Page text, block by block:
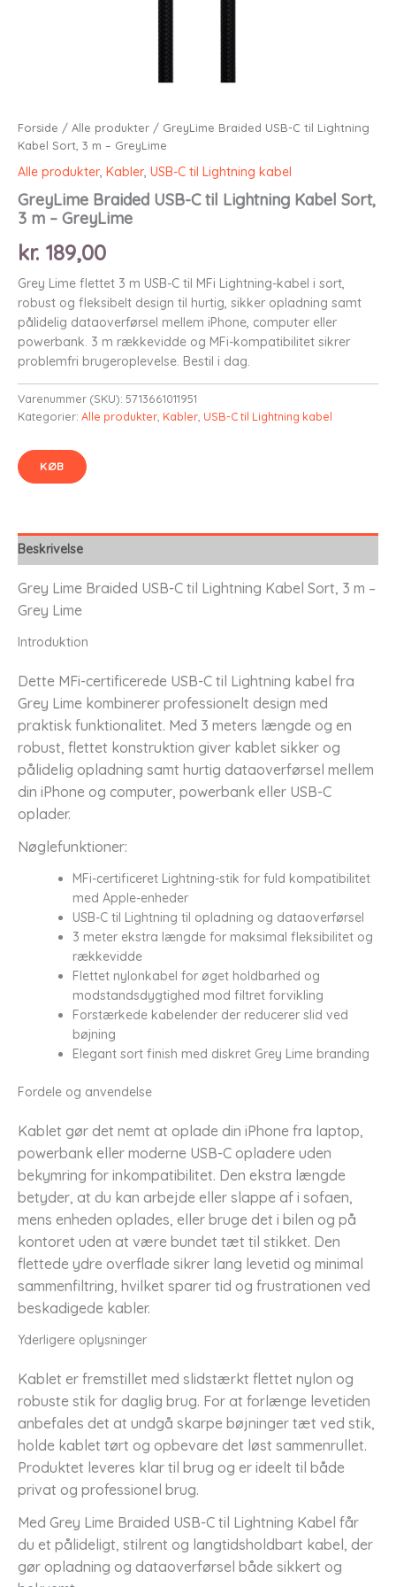
Forside / Alle produkter / GreyLime Braided USB-C til Lightning
Kabel Sort, 3 m – GreyLime
Alle produkter, Kabler, USB-C til Lightning kabel
GreyLime Braided USB-C til Lightning Kabel Sort,
3 m – GreyLime
kr. 189,00
Grey Lime flettet 3 m USB-C til MFi Lightning-kabel i sort,
robust og fleksibelt design til hurtig, sikker opladning samt
pålidelig dataoverførsel mellem iPhone, computer eller
powerbank. 3 m rækkevidde og MFi-kompatibilitet sikrer
problemfri brugeroplevelse. Bestil i dag.
Varenummer (SKU): 5713661011951
Kategorier: Alle produkter Kabler USB-C til Lightning kabel
KØB
Beskrivelse
Grey Lime Braided USB-C til Lightning Kabel Sort, 3 m –
Grey Lime
Introduktion
Dette MFi-certificerede USB-C til Lightning kabel fra
Grey Lime kombinerer professionelt design med
praktisk funktionalitet. Med 3 meters længde og en
robust, flettet konstruktion giver kablet sikker og
pålidelig opladning samt hurtig dataoverførsel mellem
din iPhone og computer, powerbank eller USB-C
oplader.
Nøglefunktioner:
MFi-certificeret Lightning-stik for fuld kompatibilitet
med Apple-enheder
USB-C til Lightning til opladning og dataoverførsel
3 meter ekstra længde for maksimal fleksibilitet og
rækkevidde
Flettet nylonkabel for øget holdbarhed og
modstandsdygtighed mod filtret forvikling
Forstærkede kabelender der reducerer slid ved
bøjning
Elegant sort finish med diskret Grey Lime branding
Fordele og anvendelse
Kablet gør det nemt at oplade din iPhone fra laptop,
powerbank eller moderne USB-C opladere uden
bekymring for inkompatibilitet. Den ekstra længde
betyder, at du kan arbejde eller slappe af i sofaen,
mens enheden oplades, eller bruge det i bilen og på
kontoret uden at være bundet tæt til stikket. Den
flettede ydre overflade sikrer lang levetid og minimal
sammenfiltring, hvilket sparer tid og frustrationen ved
beskadigede kabler.
Yderligere oplysninger
Kablet er fremstillet med slidstærkt flettet nylon og
robuste stik for daglig brug. For at forlænge levetiden
anbefales det at undgå skarpe bøjninger tæt ved stik,
holde kablet tørt og opbevare det løst sammenrullet.
Produktet leveres klar til brug og er ideelt til både
privat og professionel brug.
Med Grey Lime Braided USB-C til Lightning Kabel får
du et pålideligt, stilrent og langtidsholdbart kabel, der
gør opladning og dataoverførsel både sikkert og